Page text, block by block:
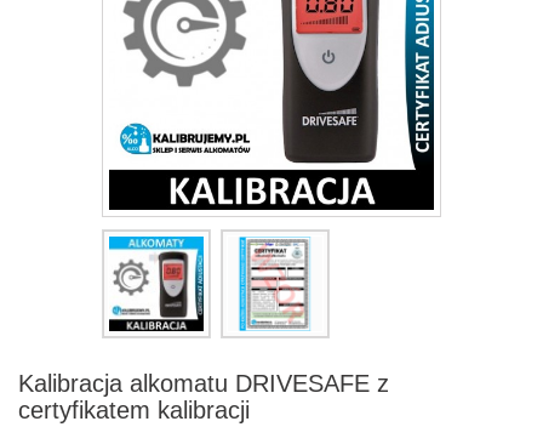
Kalibracja alkomatu DRIVESAFE z
certyfikatem kalibracji